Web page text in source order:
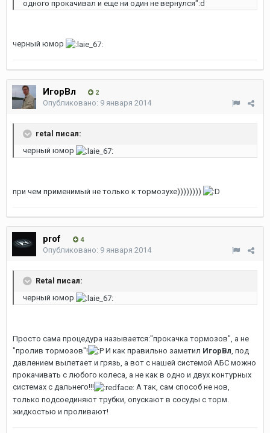
одного прокачивал и еще ни один не вернулся":d
черный юмор
ИгорВл 2
Опубликовано: 9 января 2014
retal писал:
черный юмор
при чем применимый не только к тормозухе))))))))
prof 4
Опубликовано: 9 января 2014
Retal писал:
черный юмор
Просто сама процедура называется:"прокачка тормозов", а не
"пролив тормозов"!
И как правильно заметил ИгорВл , под
давлением вылетает и грязь, а вот с нашей системой АБС можно
прокачивать с любого колеса, а не как в одно и двух контурных
системах с дальнего!!!
А так, сам способ не нов,
только подсоединяют трубки, опускают в сосуды с торм.
жидкостью и проливают!